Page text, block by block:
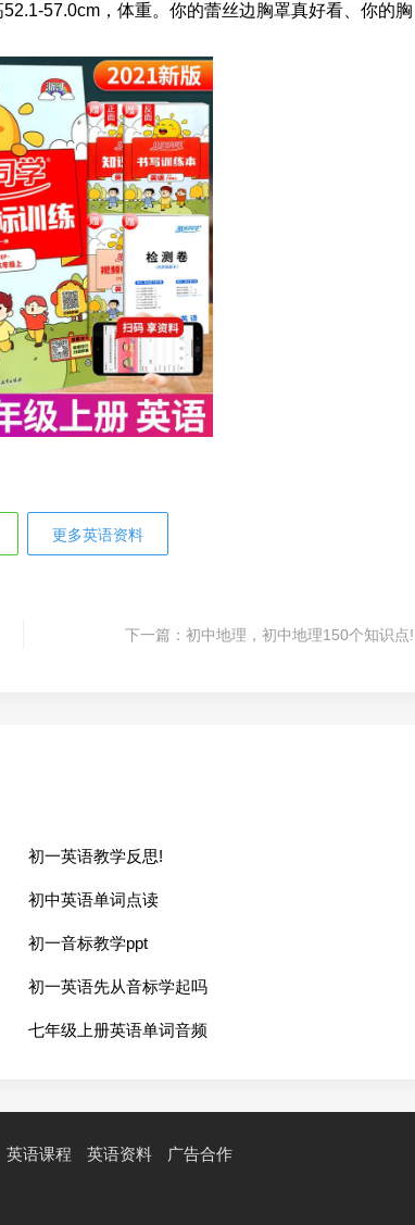
57.0cm，体重。你的蕾丝边胸罩真好看、你的胸
更多英语资料
下一篇： 初中地理，初中地理150个知识点!
初一英语教学反思!
初中英语单词点读
初一音标教学ppt
初一英语先从音标学起吗
七年级上册英语单词音频
英语课程 英语资料 广告合作